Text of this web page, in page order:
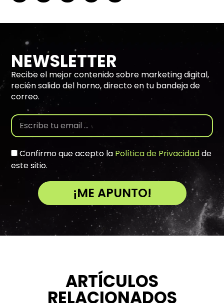
NEWSLETTER
Recibe el mejor contenido sobre marketing digital,
recién salido del horno, directo en tu bandeja de
correo.
Confirmo que acepto la Política de Privacidadde
este sitio.
¡ME APUNTO!
t
ARTÍCULOS
RELACIONADOS